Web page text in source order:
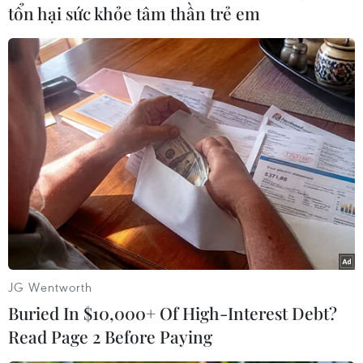
cổ phiếu, giá trị tương ứng gần 177,3 tỷ đồng.
Toàn sàn có 72 mã tăng giá, 157 mã giảm giá và
164 mã đi ngang.
Chỉ số UpCoM-Index lúc 11 giờ 30 phút giảm
nhẹ 0,08 điểm (-0,26%) và xuống mức 30,25
điểm. Khối lượng giao dịch đạt 108 nghìn cổ
phiếu, tương ứng gần 0,8 tỷ đồng./.
Linh Chi (Vietnam+)
tổn hại sức khỏe tâm thần trẻ em
JG Wentworth
Buried In $10,000+ Of High-Interest Debt?
Read Page 2 Before Paying